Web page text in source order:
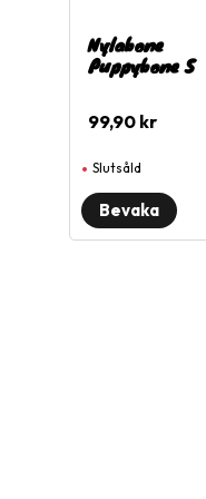
Nylabone
Puppybone S
99,90 kr
Slutsåld